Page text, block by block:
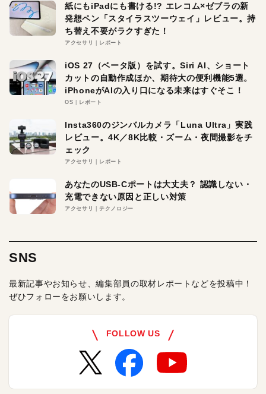
紙にもiPadにも書ける!? エレコム×ゼブラの新
発想ペン「スタイラスツーウェイ」レビュー。持
ち替え不要がラクすぎた！
アクセサリ レポート
iOS 27（ベータ版）を試す。Siri AI、ショート
カットの自動作成ほか、期待大の便利機能5選。
iPhoneがAIの入り口になる未来はすぐそこ！
OS レポート
Insta360のジンバルカメラ「Luna Ultra」実践
レビュー。4K／8K比較・ズーム・夜間撮影をチ
ェック
アクセサリ レポート
あなたのUSB-Cポートは大丈夫？ 認識しない・
充電できない原因と正しい対策
アクセサリ テクノロジー
SNS
最新記事やお知らせ、編集部員の取材レポートなどを投稿中！
ぜひフォローをお願いします。
FOLLOW US